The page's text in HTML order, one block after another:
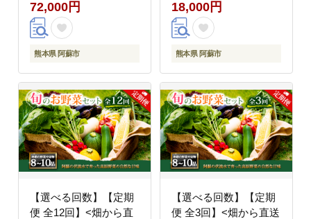
地直送 毎月 採れたて
朝採れ みずみずしい 甘
い 美味しい 人気 安心
安全 おすすめ お中元
72,000円
熊本県 阿蘇市
地直送 毎月 採れたて
朝採れ みずみずしい 甘
い 美味しい 人気 安心
安全 おすすめ お中元
18,000円
熊本県 阿蘇市
【選べる回数】【定期
便 全12回】<畑から直
【選べる回数】【定期
便 全3回】<畑から直送